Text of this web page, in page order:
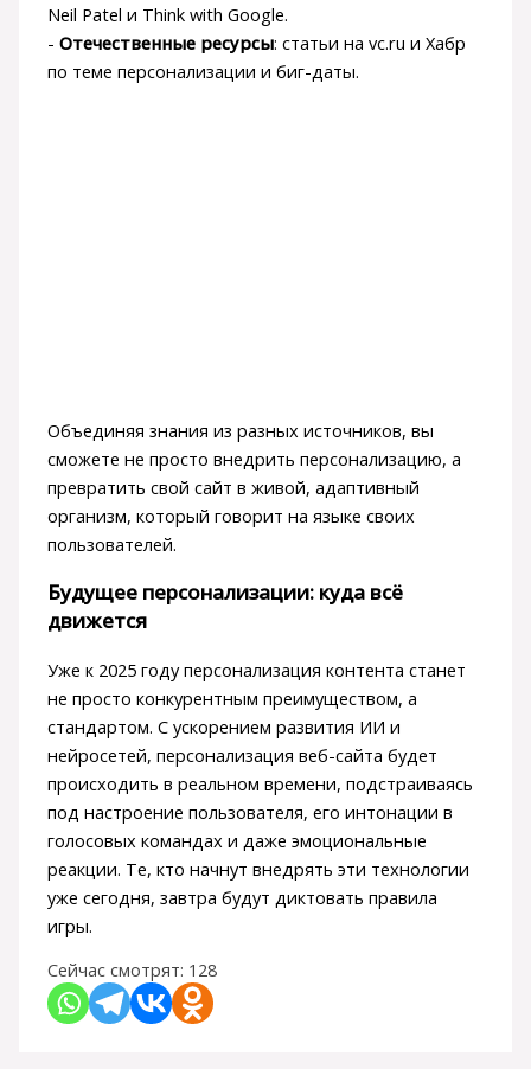
Neil Patel и Think with Google.
- Отечественные ресурсы: статьи на vc.ru и Хабр
по теме персонализации и биг-даты.
Объединяя знания из разных источников, вы
сможете не просто внедрить персонализацию, а
превратить свой сайт в живой, адаптивный
организм, который говорит на языке своих
пользователей.
Будущее персонализации: куда всё
движется
Уже к 2025 году персонализация контента станет
не просто конкурентным преимуществом, а
стандартом. С ускорением развития ИИ и
нейросетей, персонализация веб-сайта будет
происходить в реальном времени, подстраиваясь
под настроение пользователя, его интонации в
голосовых командах и даже эмоциональные
реакции. Те, кто начнут внедрять эти технологии
уже сегодня, завтра будут диктовать правила
игры.
Сейчас смотрят: 128